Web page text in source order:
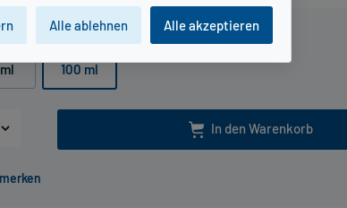
100 ml
In den Warenkorb
Alle ablehnen Alle akzeptieren